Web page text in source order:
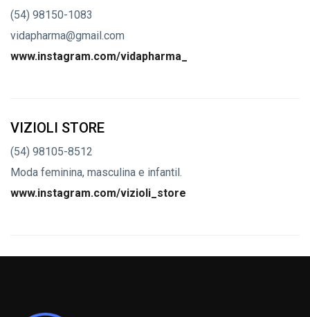
(54) 98150-1083
vidapharma@gmail.com
www.instagram.com/vidapharma_
VIZIOLI STORE
(54) 98105-8512
Moda feminina, masculina e infantil.
www.instagram.com/vizioli_store